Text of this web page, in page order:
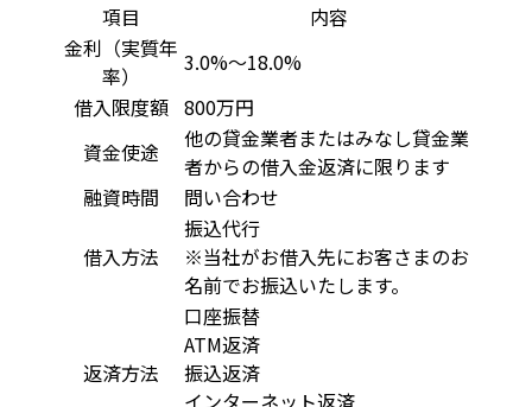
項目
内容
金利（実質年
率）
3.0%～18.0%
借入限度額 800万円
資金使途
他の貸金業者またはみなし貸金業
者からの借入金返済に限ります
融資時間
問い合わせ
借入方法
振込代行
※当社がお借入先にお客さまのお
名前でお振込いたします。
返済方法
口座振替
ATM返済
振込返済
インターネット返済